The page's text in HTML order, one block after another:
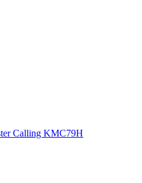
Calling KMC79H